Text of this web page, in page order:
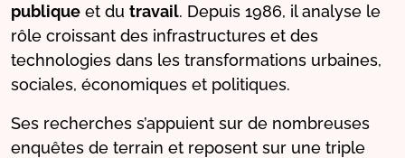
publique et du travail. Depuis 1986, il analyse le
rôle croissant des infrastructures et des
technologies dans les transformations urbaines,
sociales, économiques et politiques.
Ses recherches s’appuient sur de nombreuses
enquêtes de terrain et reposent sur une triple